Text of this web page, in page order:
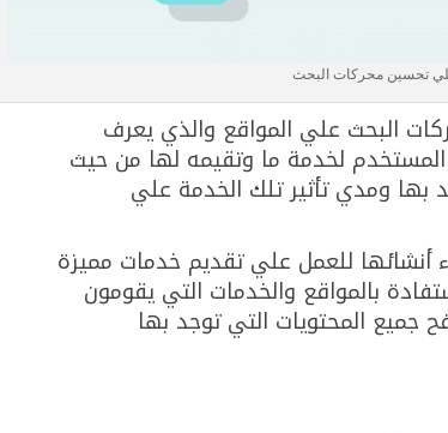
تحسين محركات البحث
البحث علي المواقع والذي يعرف
بها ومدي تأثير تلك الخدمة علي
أنشائها للعمل علي تقديم خدمات مميزة
بالمواقع والخدمات التي يقومون
جميع المحتويات التي توجد بها